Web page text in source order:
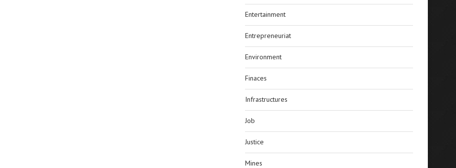
Entertainment
Entrepreneuriat
Environment
Finaces
Infrastructures
Job
Justice
Mines